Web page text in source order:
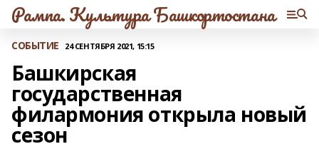
Рампа. Культура Башкортостана
СОБЫТИЕ 24 СЕНТЯБРЯ 2021, 15:15
Башкирская
государственная
филармония открыла новый
сезон